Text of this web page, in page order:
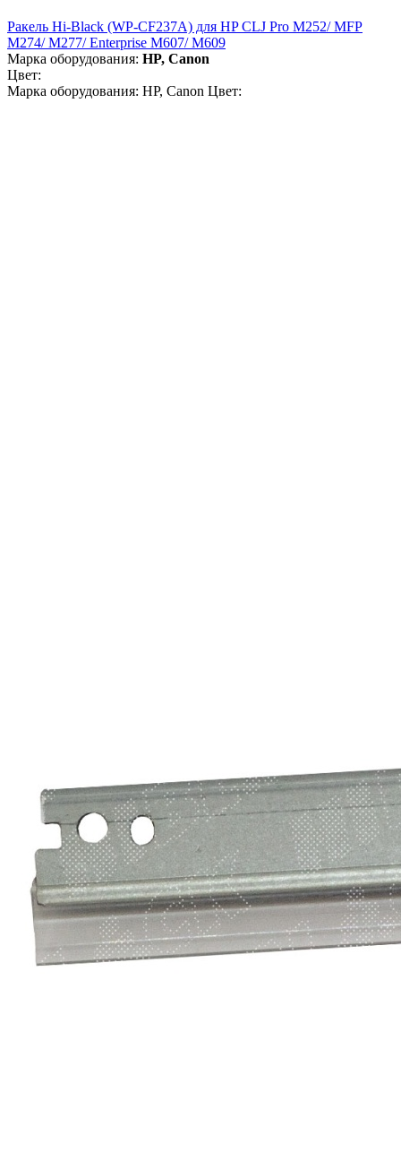
Ракель Hi-Black (WP-CF237A) для HP CLJ Pro M252/ MFP
M274/ M277/ Enterprise M607/ M609
Марка оборудования: HP, Canon
Цвет:
Марка оборудования: HP, Canon Цвет: